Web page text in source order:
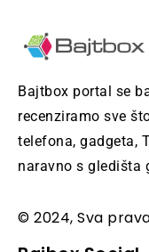
Bajtbox portal se
recenziramo sve
telefona, gadgeta,
naravno s gledišta
© 2024, Sva